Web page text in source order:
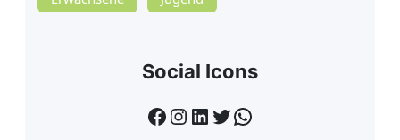
Social Icons
Facebook InstagramLinkedIn Twitter WhatsApp